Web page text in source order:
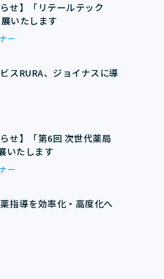
らせ】「リテールテック
いたします
ー
スRURA、ジョイナスに導
らせ】「第6回 次世代薬局
いたします
ー
指導を効率化・高度化へ